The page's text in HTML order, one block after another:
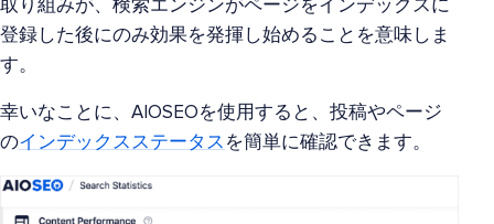
取り組みが、検索エンジンがページをインデックスに
登録した後にのみ効果を発揮し始めることを意味しま
す。
幸いなことに、AIOSEOを使用すると、投稿やページ
のインデックスステータス を簡単に確認できます。